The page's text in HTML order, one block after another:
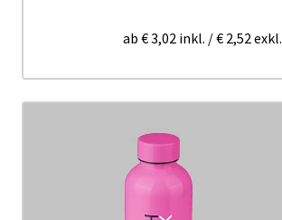
ab € 3,02 inkl. /€ 2,52exkl.